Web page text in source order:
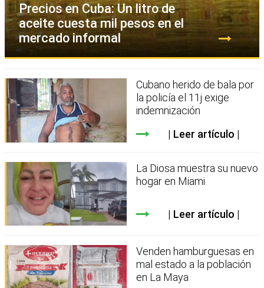
Precios en Cuba: Un litro de
aceite cuesta mil pesos en el
mercado informal
Cubano herido de bala por
la policía el 11j exige
indemnización
Leer artículo
La Diosa muestra su nuevo
hogar en Miami
Leer artículo
Venden hamburguesas en
mal estado a la población
en La Maya